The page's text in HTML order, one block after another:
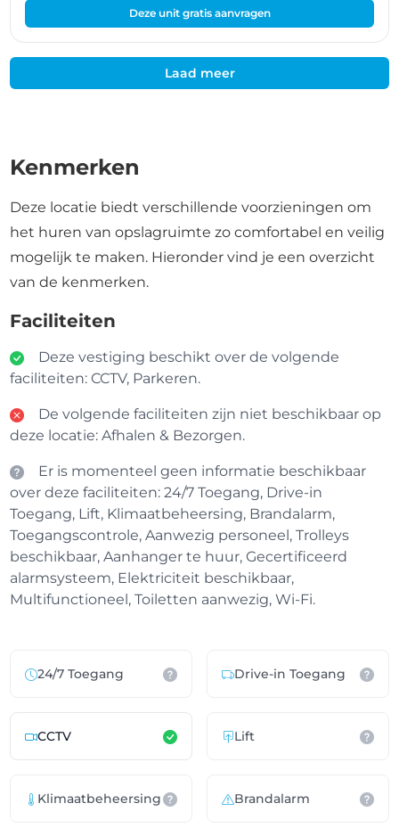
Deze unit gratis aanvragen
Laad meer
Kenmerken
Deze locatie biedt verschillende voorzieningen om
het huren van opslagruimte zo comfortabel en veilig
mogelijk te maken. Hieronder vind je een overzicht
van de kenmerken.
Faciliteiten
Deze vestiging beschikt over de volgende
faciliteiten: CCTV, Parkeren.
De volgende faciliteiten zijn niet beschikbaar op
deze locatie: Afhalen & Bezorgen.
Er is momenteel geen informatie beschikbaar
over deze faciliteiten: 24/7 Toegang, Drive-in
Toegang, Lift, Klimaatbeheersing, Brandalarm,
Toegangscontrole, Aanwezig personeel, Trolleys
beschikbaar, Aanhanger te huur, Gecertificeerd
alarmsysteem, Elektriciteit beschikbaar,
Multifunctioneel, Toiletten aanwezig, Wi-Fi.
24/7 Toegang Drive-in Toegang
CCTV Lift
Klimaatbeheersing Brandalarm